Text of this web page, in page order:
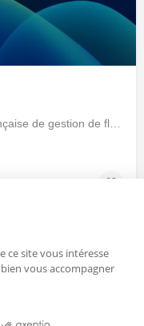
ce site vous intéresse
vous accompagner